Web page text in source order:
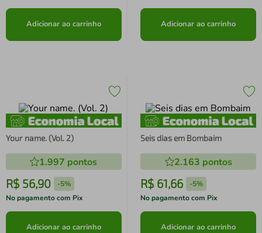
Adicionar ao carrinho Adicionar ao carrinho
Your name. (Vol. 2)
1.997 pontos
R$ 56,90 -5%
No pagamento com Pix
Adicionar ao carrinho
Seis dias em Bombaim
2.163 pontos
R$ 61,66 -5%
No pagamento com Pix
Adicionar ao carrinho